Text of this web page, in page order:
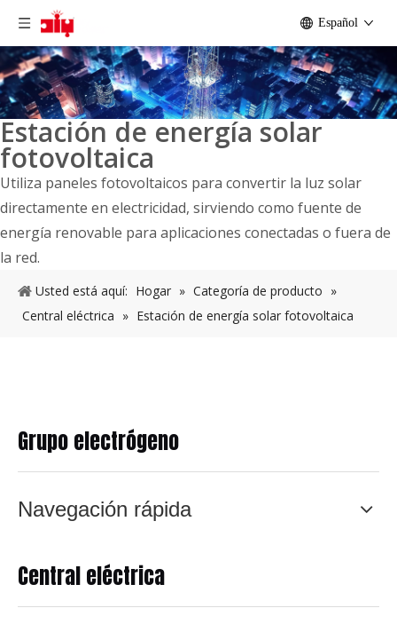
Español
Estación de energía solar
fotovoltaica
Utiliza paneles fotovoltaicos para convertir la luz solar
directamente en electricidad, sirviendo como fuente de
energía renovable para aplicaciones conectadas o fuera de
la red.
Usted está aquí: Hogar » Categoría de producto »
Central eléctrica » Estación de energía solar fotovoltaica
Grupo electrógeno
Navegación rápida
Central eléctrica